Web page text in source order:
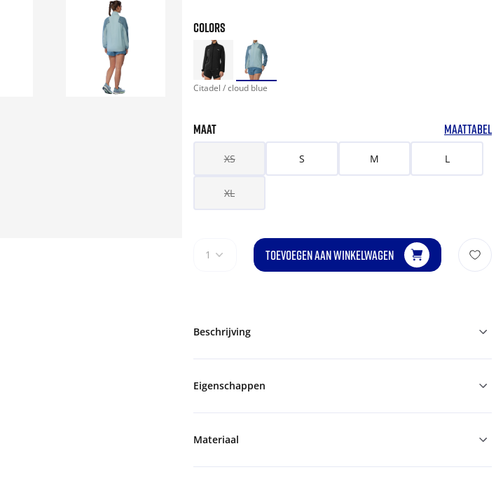
COLORS
Citadel / cloud blue
MAAT MAATTABEL
XS S M L
XL
1 TOEVOEGEN AAN WINKELWAGEN
Beschrijving
Eigenschappen
Materiaal